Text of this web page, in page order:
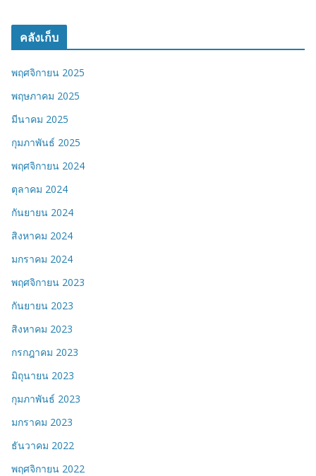
คลังเก็บ
พฤศจิกายน 2025
พฤษภาคม 2025
มีนาคม 2025
กุมภาพันธ์ 2025
พฤศจิกายน 2024
ตุลาคม 2024
กันยายน 2024
สิงหาคม 2024
มกราคม 2024
พฤศจิกายน 2023
กันยายน 2023
สิงหาคม 2023
กรกฎาคม 2023
มิถุนายน 2023
กุมภาพันธ์ 2023
มกราคม 2023
ธันวาคม 2022
พฤศจิกายน 2022